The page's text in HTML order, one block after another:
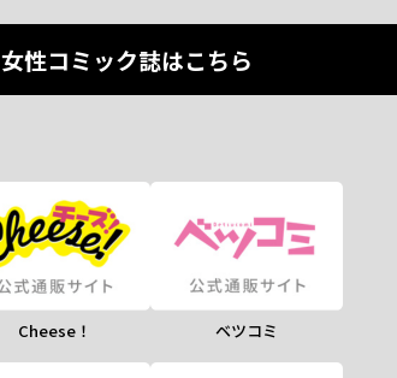
女性コミック誌はこちら
Cheese！ ベツコミ